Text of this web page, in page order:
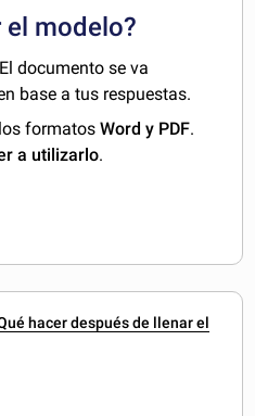
modelo?
documento se va
base a tus respuestas.
formatosWord y PDF.
a utilizarlo.
hacer después de llenar el